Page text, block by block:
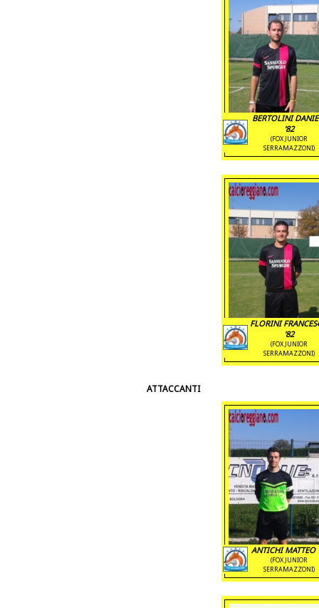
BERTOLINI
'82
(FOX JUNIOR
SERRAMAZZONI)
FLORINI
'82
(FOX JUNIOR
SERRAMAZZONI)
ATTACCANTI
ANTICHI MATTEO
(FOX JUNIOR
SERRAMAZZONI)